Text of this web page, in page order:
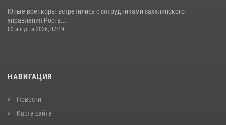
Юные военкоры встретились с сотрудниками сахалинского
управления Росгв...
03 августа 2026, 07:19
НАВИГАЦИЯ
Новости
Карта сайта